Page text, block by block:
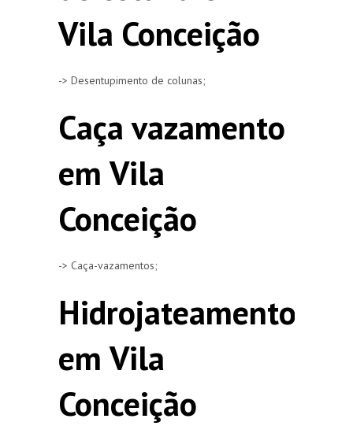
Vila Conceição
-> Desentupimento de colunas;
Caça vazamento
em Vila
Conceição
-> Caça-vazamentos;
Hidrojateamento
em Vila
Conceição